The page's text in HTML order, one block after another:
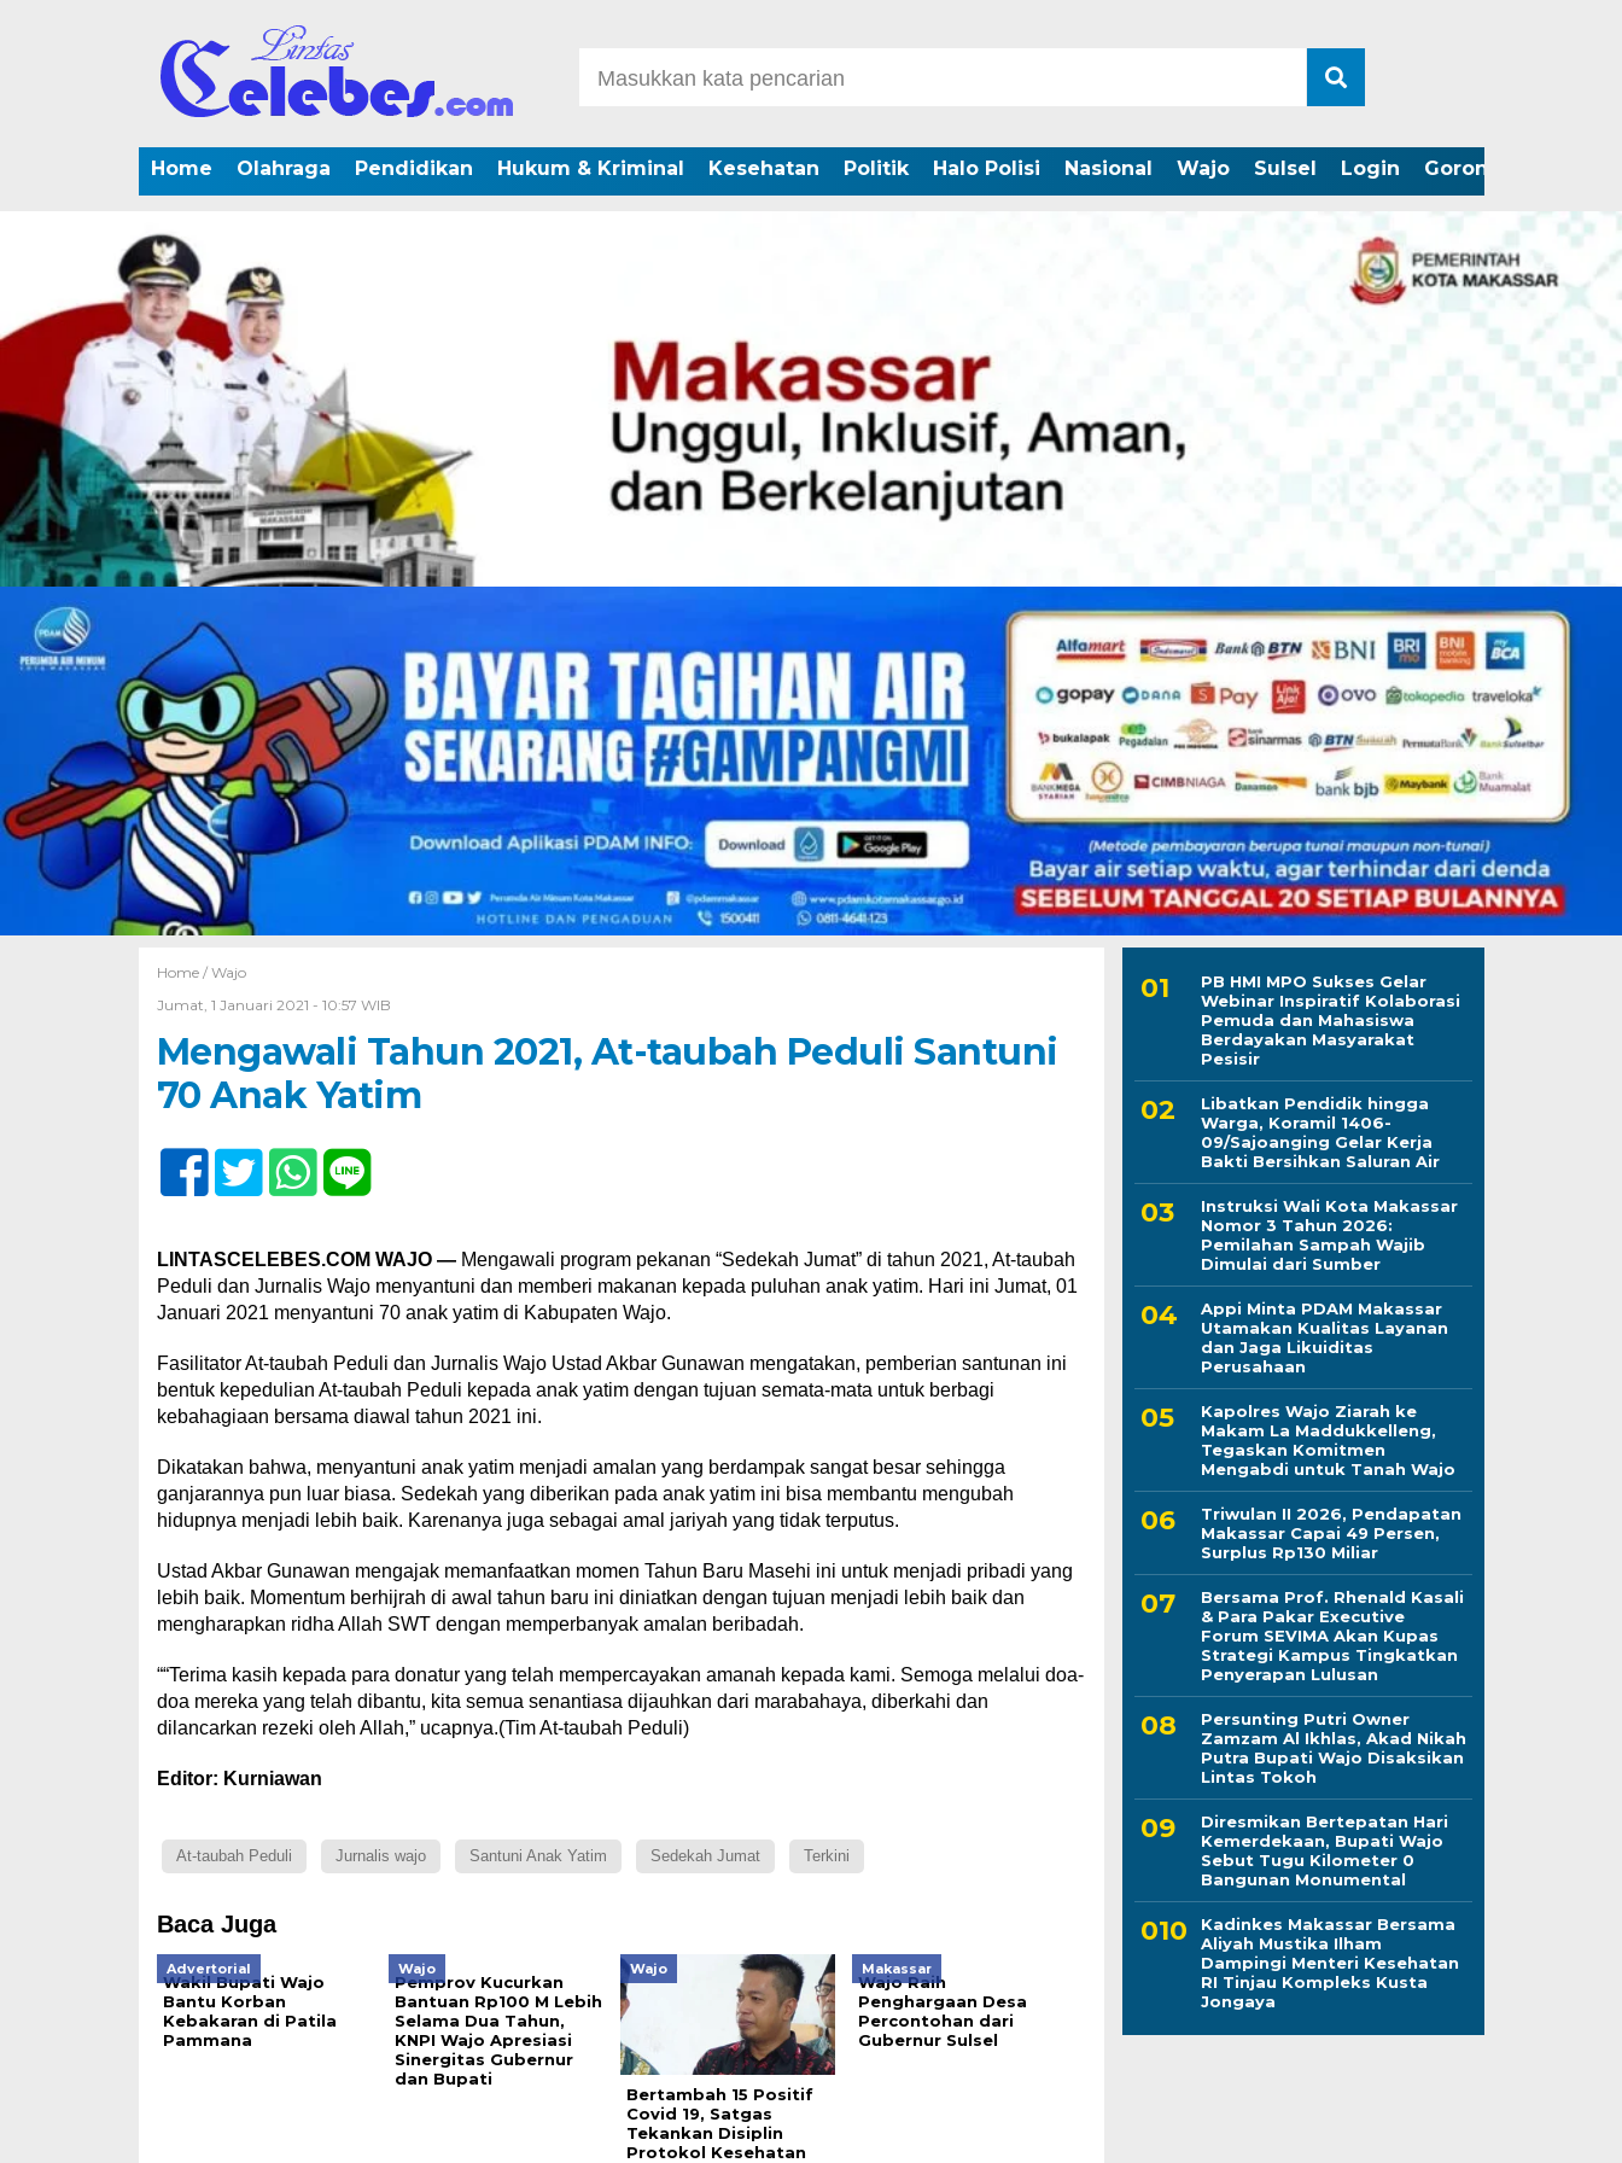
Home Olahraga Pendidikan Hukum & Kriminal Kesehatan Politik Halo Polisi Nasional Wajo Sulsel Login Gorontalo
Home / Wajo
Jumat, 1 Januari 2021 - 10:57 WIB
Mengawali Tahun 2021, At-taubah Peduli Santuni
70 Anak Yatim
LINTASCELEBES.COM WAJO —Mengawali program pekanan “Sedekah Jumat” di tahun 2021, At-taubah
Peduli dan Jurnalis Wajo menyantuni dan memberi makanan kepada puluhan anak yatim. Hari ini Jumat, 01
Januari 2021 menyantuni 70 anak yatim di Kabupaten Wajo.
Fasilitator At-taubah Peduli dan Jurnalis Wajo Ustad Akbar Gunawan mengatakan, pemberian santunan ini
bentuk kepedulian At-taubah Peduli kepada anak yatim dengan tujuan semata-mata untuk berbagi
kebahagiaan bersama diawal tahun 2021 ini.
Dikatakan bahwa, menyantuni anak yatim menjadi amalan yang berdampak sangat besar sehingga
ganjarannya pun luar biasa. Sedekah yang diberikan pada anak yatim ini bisa membantu mengubah
hidupnya menjadi lebih baik. Karenanya juga sebagai amal jariyah yang tidak terputus.
Ustad Akbar Gunawan mengajak memanfaatkan momen Tahun Baru Masehi ini untuk menjadi pribadi yang
lebih baik. Momentum berhijrah di awal tahun baru ini diniatkan dengan tujuan menjadi lebih baik dan
mengharapkan ridha Allah SWT dengan memperbanyak amalan beribadah.
““Terima kasih kepada para donatur yang telah mempercayakan amanah kepada kami. Semoga melalui doa-
doa mereka yang telah dibantu, kita semua senantiasa dijauhkan dari marabahaya, diberkahi dan
dilancarkan rezeki oleh Allah,” ucapnya.(Tim At-taubah Peduli)
Editor: Kurniawan
At-taubah Peduli Jurnalis wajo Santuni Anak Yatim Sedekah Jumat Terkini
Baca Juga
Advertorial
Wakil Bupati Wajo
Bantu Korban
Kebakaran di Patila
Pammana
Wajo
Pemprov Kucurkan
Bantuan Rp100 M Lebih
Selama Dua Tahun,
KNPI Wajo Apresiasi
Sinergitas Gubernur
dan Bupati
Wajo
Bertambah 15 Positif
Covid 19, Satgas
Tekankan Disiplin
Protokol Kesehatan
Makassar
Wajo Raih
Penghargaan Desa
Percontohan dari
Gubernur Sulsel
PB HMI MPO Sukses Gelar
Webinar Inspiratif Kolaborasi
Pemuda dan Mahasiswa
Berdayakan Masyarakat
Pesisir
Libatkan Pendidik hingga
Warga, Koramil 1406-
09/Sajoanging Gelar Kerja
Bakti Bersihkan Saluran Air
Instruksi Wali Kota Makassar
Nomor 3 Tahun 2026:
Pemilahan Sampah Wajib
Dimulai dari Sumber
Appi Minta PDAM Makassar
Utamakan Kualitas Layanan
dan Jaga Likuiditas
Perusahaan
Kapolres Wajo Ziarah ke
Makam La Maddukkelleng,
Tegaskan Komitmen
Mengabdi untuk Tanah Wajo
Triwulan II 2026, Pendapatan
Makassar Capai 49 Persen,
Surplus Rp130 Miliar
Bersama Prof. Rhenald Kasali
& Para Pakar Executive
Forum SEVIMA Akan Kupas
Strategi Kampus Tingkatkan
Penyerapan Lulusan
Persunting Putri Owner
Zamzam Al Ikhlas, Akad Nikah
Putra Bupati Wajo Disaksikan
Lintas Tokoh
Diresmikan Bertepatan Hari
Kemerdekaan, Bupati Wajo
Sebut Tugu Kilometer 0
Bangunan Monumental
Kadinkes Makassar Bersama
Aliyah Mustika Ilham
Dampingi Menteri Kesehatan
RI Tinjau Kompleks Kusta
Jongaya